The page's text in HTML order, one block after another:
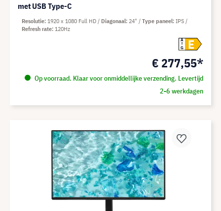
met USB Type-C
A
G
E
€ 277,55*
Op voorraad. Klaar voor onmiddellijke verzending. Levertijd
2-6 werkdagen
Resolutie 1920 x 1080 Full HD Diagonaal 24" Type paneel IPS
Refresh rate 120Hz